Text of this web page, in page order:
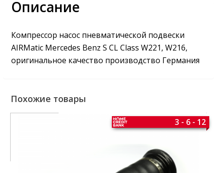
Описание
Компрессор насос пневматической подвески
AIRMatic Mercedes Benz S CL Class W221, W216,
оригинальное качество производство Германия
Похожие товары
3 - 6 - 12